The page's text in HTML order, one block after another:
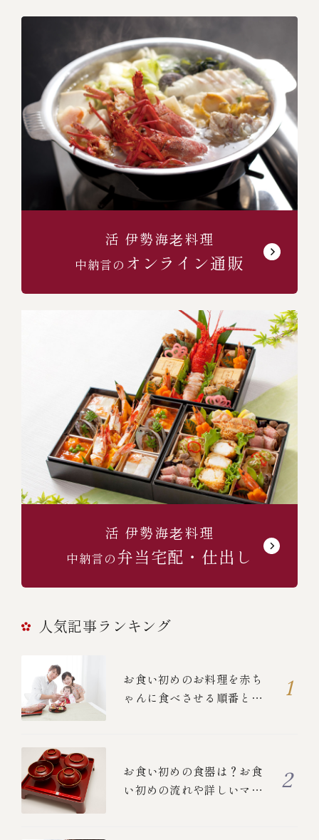
活 伊勢海⽼料理
中納言の オンライン通販
活 伊勢海⽼料理
中納言の弁当宅配・仕出し
人気記事ランキング
お食い初めのお料理を赤ち
ゃんに食べさせる順番と
お食い初めの食器は？お食
い初めの流れや詳しいマナ